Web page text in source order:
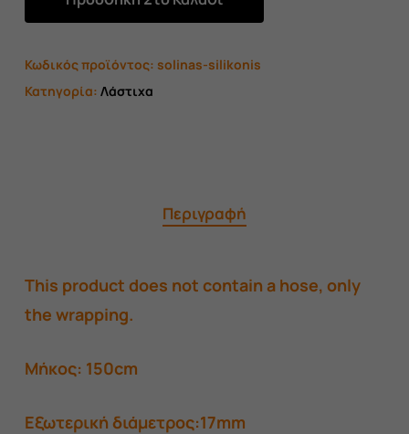
Κωδικός προϊόντος: solinas-silikonis
Κατηγορία: Λάστιχα
Περιγραφή
This product does not contain a hose, only
the wrapping.
Μήκος: 150cm
Εξωτερική διάμετρος:17mm